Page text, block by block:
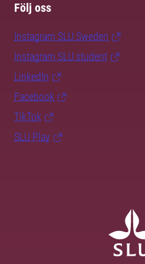
Följ oss
Instagram SLU.Sweden
Instagram SLU.student
LinkedIn
Facebook
TikTok
SLU Play